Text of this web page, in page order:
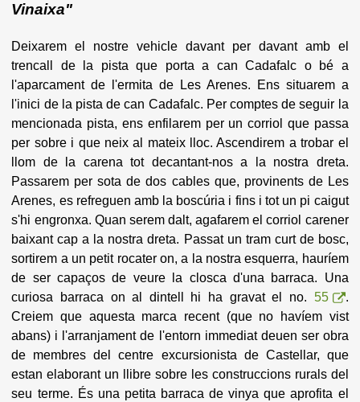
Vinaixa"
Deixarem el nostre vehicle davant per davant amb el
trencall de la pista que porta a can Cadafalc o bé a
l'aparcament de l'ermita de Les Arenes. Ens situarem a
l'inici de la pista de can Cadafalc. Per comptes de seguir la
mencionada pista, ens enfilarem per un corriol que passa
per sobre i que neix al mateix lloc. Ascendirem a trobar el
llom de la carena tot decantant-nos a la nostra dreta.
Passarem per sota de dos cables que, provinents de Les
Arenes, es refreguen amb la boscúria i fins i tot un pi caigut
s'hi engronxa. Quan serem dalt, agafarem el corriol carener
baixant cap a la nostra dreta. Passat un tram curt de bosc,
sortirem a un petit rocater on, a la nostra esquerra, hauríem
de ser capaços de veure la closca d'una barraca. Una
curiosa barraca on al dintell hi ha gravat el no. 55
.
Creiem que aquesta marca recent (que no havíem vist
abans) i l'arranjament de l'entorn immediat deuen ser obra
de membres del centre excursionista de Castellar, que
estan elaborant un llibre sobre les construccions rurals del
seu terme. És una petita barraca de vinya que aprofita el